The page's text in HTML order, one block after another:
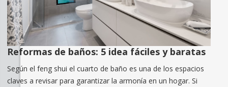
Reformas de baños: 5 idea fáciles y baratas
Según el feng shui el cuarto de baño es una de los espacios
claves a revisar para garantizar la armonía en un hogar. Si